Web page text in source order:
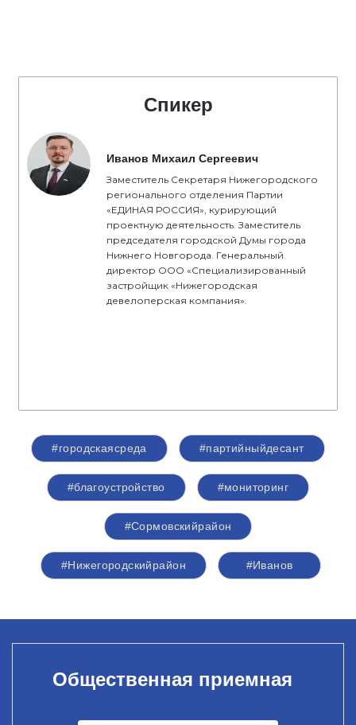
Спикер
Иванов Михаил Сергеевич
Заместитель Секретаря Нижегородского
регионального отделения Партии
«ЕДИНАЯ РОССИЯ», курирующий
проектную деятельность. Заместитель
председателя городской Думы города
Нижнего Новгорода. Генеральный
директор ООО «Специализированный
застройщик «Нижегородская
девелоперская компания».
#городскаясреда #партийныйдесант
#благоустройство #мониторинг
#Сормовскийрайон
#Нижегородскийрайон #Иванов
Общественная приемная